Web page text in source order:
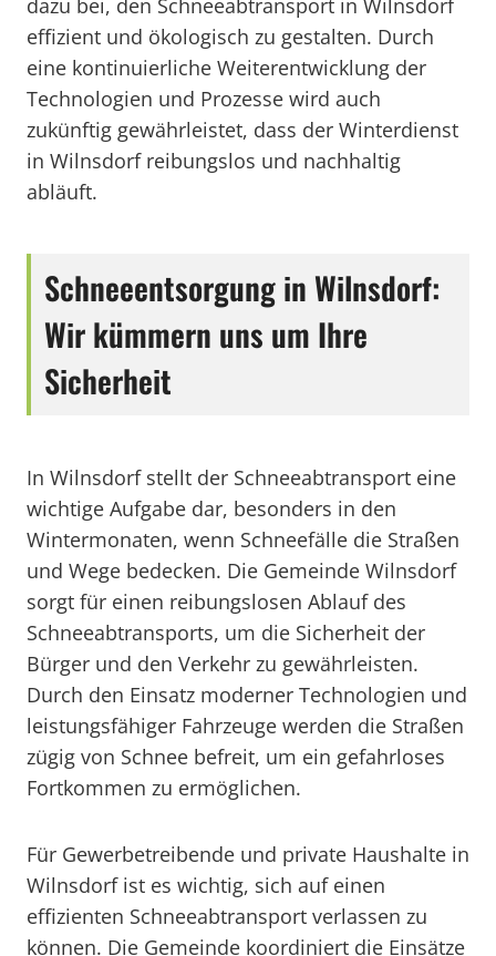
dazu bei, den Schneeabtransport in Wilnsdorf
effizient und ökologisch zu gestalten. Durch
eine kontinuierliche Weiterentwicklung der
Technologien und Prozesse wird auch
zukünftig gewährleistet, dass der Winterdienst
in Wilnsdorf reibungslos und nachhaltig
abläuft.
Schneeentsorgung in Wilnsdorf:
Wir kümmern uns um Ihre
Sicherheit
In Wilnsdorf stellt der Schneeabtransport eine
wichtige Aufgabe dar, besonders in den
Wintermonaten, wenn Schneefälle die Straßen
und Wege bedecken. Die Gemeinde Wilnsdorf
sorgt für einen reibungslosen Ablauf des
Schneeabtransports, um die Sicherheit der
Bürger und den Verkehr zu gewährleisten.
Durch den Einsatz moderner Technologien und
leistungsfähiger Fahrzeuge werden die Straßen
zügig von Schnee befreit, um ein gefahrloses
Fortkommen zu ermöglichen.
Für Gewerbetreibende und private Haushalte in
Wilnsdorf ist es wichtig, sich auf einen
effizienten Schneeabtransport verlassen zu
können. Die Gemeinde koordiniert die Einsätze